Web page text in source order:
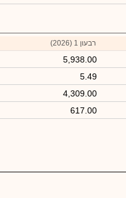
רבעון 1 (2026)
5,938.00
5.49
4,309.00
617.00